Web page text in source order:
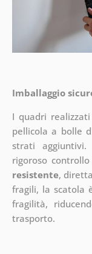
Imballaggio
I quadri
pellicola a bolle
strati aggiuntivi.
rigoroso
resistente,
fragili, la scatola
fragilità,
trasporto.